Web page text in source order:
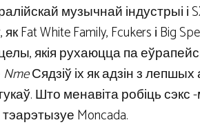
музычнай індустрыі і
Fat White Family, Fcukers і Big
якія рухаюцца па
NmeСядзіў іх як адзін з
Што менавіта робіць сэкс
Moncada.